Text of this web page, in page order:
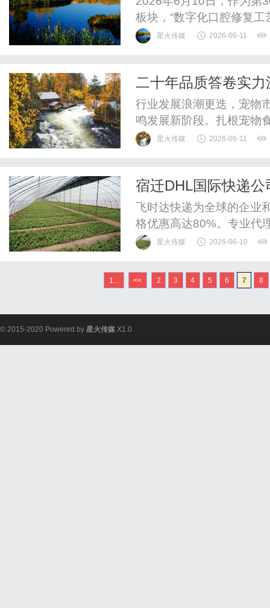
板块，“数字化口腔修复
中心举行。本次研讨聚焦
帮助口腔技师与医师更好
星火传媒 2026-06-11
二十年品质答卷实
养宠新主张
行业发展浪潮更迭，宠物
鸣发展新阶段。扎根宠物
陈添祥达成深度品牌合作
则，此次签约陈添祥担任
星火传媒 2026-06-11
宿迁DHL国际快递
DHL快递托运服务
飞时达快递为全球的企业
格优惠高达80%。专业代
递、UPS国际快递、
件价格FedEx国际快递公
DHL国际快递公司小...
星火传媒 2026-06-10
1... << 2 3 4 5 6 7 8
© 2015-2020 Powered by 星火传媒 X1.0